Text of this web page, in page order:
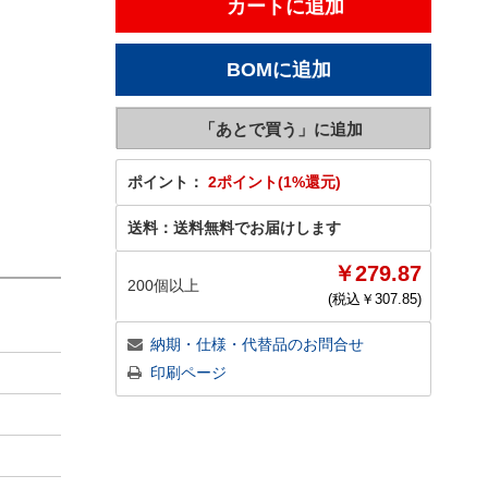
ポイント： 2ポイント(1%還元)
送料： 送料無料でお届けします
200個以上 ￥279.87
(税込￥ 307.85)
納期・仕様・代替品のお問合せ
印刷ページ